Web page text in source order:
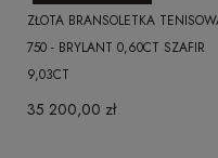
ZŁOTA BRANSOLETKA
750 - BRYLANT 0,60CT SZAFIR
9,03CT
35 200,00 zł